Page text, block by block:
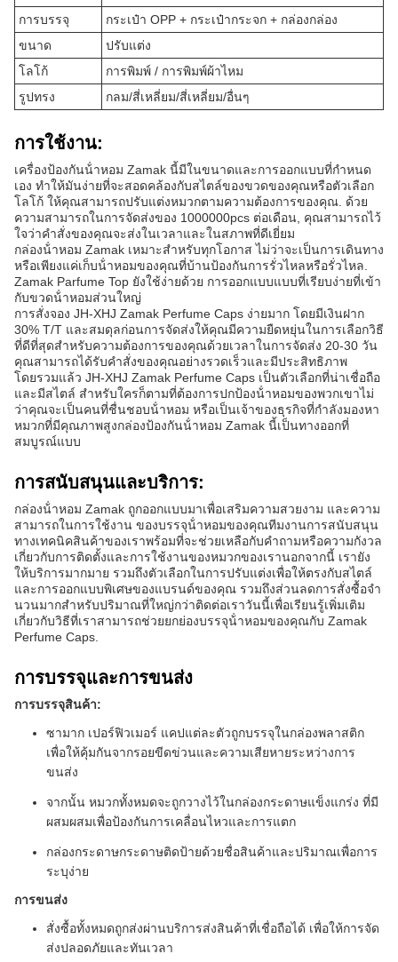
การบรรจุ
กระเป๋า OPP + กระเป๋ากระจก + กล่องกล่อง
ขนาด
ปรับแต่ง
โลโก้
การพิมพ์ / การพิมพ์ผ้าไหม
รูปทรง
กลม/สี่เหลี่ยม/สี่เหลี่ยม/อื่นๆ
การใช้งาน:
เครื่องป้องกันน้ําหอม Zamak นี้มีในขนาดและการออกแบบที่กําหนด
เอง ทําให้มันง่ายที่จะสอดคล้องกับสไตล์ของขวดของคุณหรือตัวเลือก
โลโก้ ให้คุณสามารถปรับแต่งหมวกตามความต้องการของคุณ. ด้วย
ความสามารถในการจัดส่งของ 1000000pcs ต่อเดือน, คุณสามารถไว้
ใจว่าคําสั่งของคุณจะส่งในเวลาและในสภาพที่ดีเยี่ยม
กล่องน้ําหอม Zamak เหมาะสําหรับทุกโอกาส ไม่ว่าจะเป็นการเดินทาง
หรือเพียงแค่เก็บน้ําหอมของคุณที่บ้านป้องกันการรั่วไหลหรือรั่วไหล.
Zamak Parfume Top ยังใช้ง่ายด้วย การออกแบบแบบที่เรียบง่ายที่เข้า
กับขวดน้ําหอมส่วนใหญ่
การสั่งจอง JH-XHJ Zamak Perfume Caps ง่ายมาก โดยมีเงินฝาก
30% T/T และสมดุลก่อนการจัดส่งให้คุณมีความยืดหยุ่นในการเลือกวิธี
ที่ดีที่สุดสําหรับความต้องการของคุณด้วยเวลาในการจัดส่ง 20-30 วัน
คุณสามารถได้รับคําสั่งของคุณอย่างรวดเร็วและมีประสิทธิภาพ
โดยรวมแล้ว JH-XHJ Zamak Perfume Caps เป็นตัวเลือกที่น่าเชื่อถือ
และมีสไตล์ สําหรับใครก็ตามที่ต้องการปกป้องน้ําหอมของพวกเขาไม่
ว่าคุณจะเป็นคนที่ชื่นชอบน้ําหอม หรือเป็นเจ้าของธุรกิจที่กําลังมองหา
หมวกที่มีคุณภาพสูงกล่องป้องกันน้ําหอม Zamak นี้เป็นทางออกที่
สมบูรณ์แบบ
การสนับสนุนและบริการ:
กล่องน้ําหอม Zamak ถูกออกแบบมาเพื่อเสริมความสวยงาม และความ
สามารถในการใช้งาน ของบรรจุน้ําหอมของคุณทีมงานการสนับสนุน
ทางเทคนิคสินค้าของเราพร้อมที่จะช่วยเหลือกับคําถามหรือความกังวล
เกี่ยวกับการติดตั้งและการใช้งานของหมวกของเรานอกจากนี้ เรายัง
ให้บริการมากมาย รวมถึงตัวเลือกในการปรับแต่งเพื่อให้ตรงกับสไตล์
และการออกแบบพิเศษของแบรนด์ของคุณ รวมถึงส่วนลดการสั่งซื้อจํา
นวนมากสําหรับปริมาณที่ใหญ่กว่าติดต่อเราวันนี้เพื่อเรียนรู้เพิ่มเติม
เกี่ยวกับวิธีที่เราสามารถช่วยยกย่องบรรจุน้ําหอมของคุณกับ Zamak
Perfume Caps.
การบรรจุและการขนส่ง
การบรรจุสินค้า:
ซามาก เปอร์ฟิวเมอร์ แคปแต่ละตัวถูกบรรจุในกล่องพลาสติก
เพื่อให้คุ้มกันจากรอยขีดข่วนและความเสียหายระหว่างการ
ขนส่ง
จากนั้น หมวกทั้งหมดจะถูกวางไว้ในกล่องกระดาษแข็งแกร่ง ที่มี
ผสมผสมเพื่อป้องกันการเคลื่อนไหวและการแตก
กล่องกระดาษกระดาษติดป้ายด้วยชื่อสินค้าและปริมาณเพื่อการ
ระบุง่าย
การขนส่ง
สั่งซื้อทั้งหมดถูกส่งผ่านบริการส่งสินค้าที่เชื่อถือได้ เพื่อให้การจัด
ส่งปลอดภัยและทันเวลา